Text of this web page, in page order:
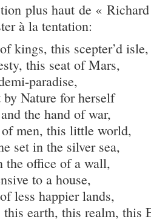
plus haut de «
à la tentation:
kings, this scepter’d isle,
this seat of Mars,
paradise,
Nature for herself
the hand of war,
men, this little world,
set in the silver sea,
the office of a wall,
to a house,
less happier lands,
this earth, this realm,